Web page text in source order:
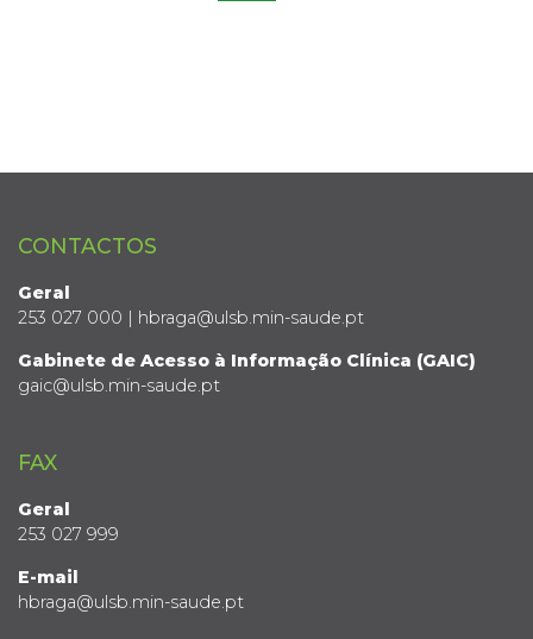
CONTACTOS
Geral
253 027 000 | hbraga@ulsb.min-saude.pt
Gabinete de Acesso à Informação Clínica (GAIC)
gaic@ulsb.min-saude.pt
FAX
Geral
253 027 999
E-mail
hbraga@ulsb.min-saude.pt